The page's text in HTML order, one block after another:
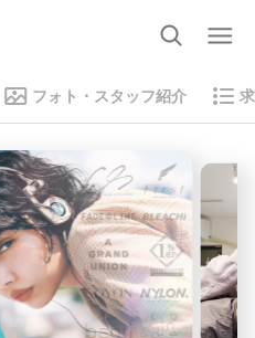
フォト・スタッフ紹介